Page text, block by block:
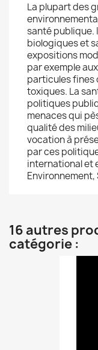
La plupart des
santé publique.
biologiques et
expositions
par exemple
particules fines
toxiques. La
politiques
menaces qui
qualité des
vocation à
par ces
international et
Environnement,
16 autres
catégorie :